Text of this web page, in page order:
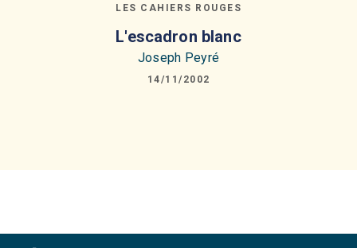
LES CAHIERS ROUGES
L'escadron blanc
Joseph Peyré
14/11/2002